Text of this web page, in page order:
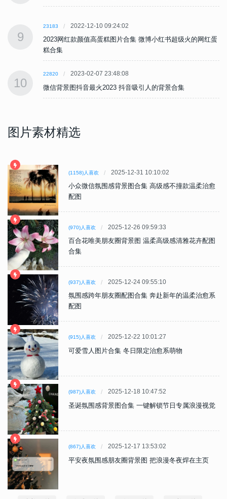
9
23183 2022-12-10 09:24:02
2023网红款颜值高蛋糕图片合集 微博小红书超级火的网红蛋
糕合集
10
22820 2023-02-07 23:48:08
微信背景图抖音最火2023 抖音吸引人的背景合集
图片素材精选
(1158)人喜欢 2025-12-31 10:10:02
小众微信氛围感背景图合集 高级感不撞款温柔治愈
配图
(970)人喜欢 2025-12-26 09:59:33
百合花唯美朋友圈背景图 温柔高级感清雅花卉配图
合集
(937)人喜欢 2025-12-24 09:55:10
氛围感跨年朋友圈配图合集 奔赴新年的温柔治愈系
配图
(915)人喜欢 2025-12-22 10:01:27
可爱雪人图片合集 冬日限定治愈系萌物
(987)人喜欢 2025-12-18 10:47:52
圣诞氛围感背景图合集 一键解锁节日专属浪漫视觉
(867)人喜欢 2025-12-17 13:53:02
平安夜氛围感朋友圈背景图 把浪漫冬夜焊在主页